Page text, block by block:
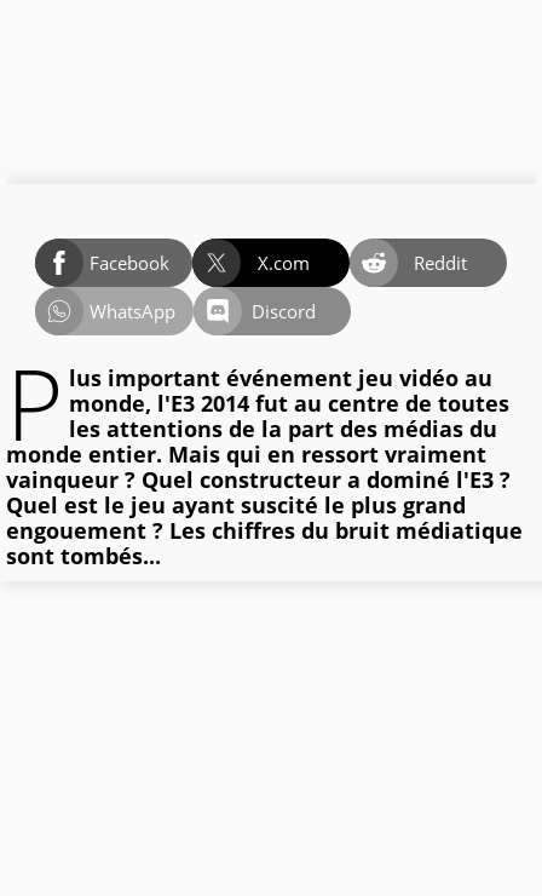
Facebook X.com
Reddit
WhatsApp
Discord
P lus important événement jeu vidéo au
monde, l'E3 2014 fut au centre de toutes
les attentions de la part des médias du
monde entier. Mais qui en ressort vraiment
vainqueur ? Quel constructeur a dominé l'E3 ?
Quel est le jeu ayant suscité le plus grand
engouement ? Les chiffres du bruit médiatique
sont tombés...